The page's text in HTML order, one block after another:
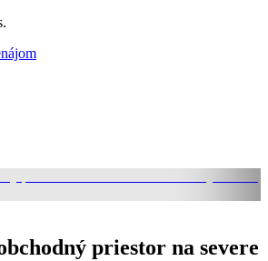
priestor na severe